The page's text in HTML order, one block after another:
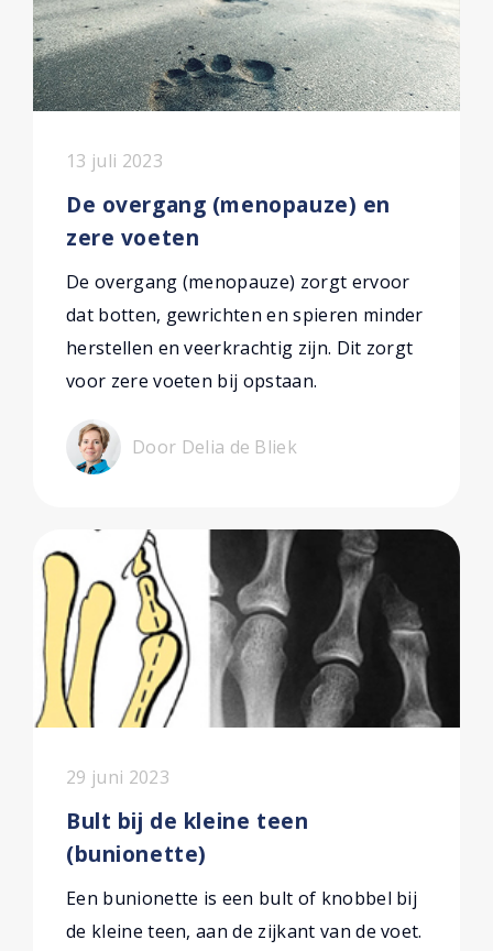
13 juli 2023
De overgang (menopauze) en
zere voeten
De overgang (menopauze) zorgt ervoor
dat botten, gewrichten en spieren minder
herstellen en veerkrachtig zijn. Dit zorgt
voor zere voeten bij opstaan.
Door Delia de Bliek
29 juni 2023
Bult bij de kleine teen
(bunionette)
Een bunionette is een bult of knobbel bij
de kleine teen, aan de zijkant van de voet.